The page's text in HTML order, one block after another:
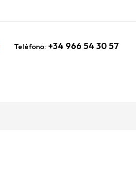
Teléfono: +34 966 54 30 57